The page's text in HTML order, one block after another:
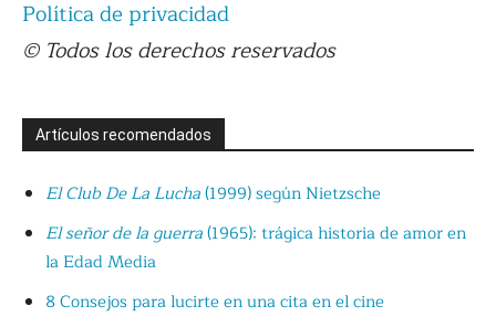
Política de privacidad
© Todos los derechos reservados
Artículos recomendados
El Club De La Lucha(1999) según Nietzsche
El señor de la guerra(1965): trágica historia de amor en
la Edad Media
8 Consejos para lucirte en una cita en el cine